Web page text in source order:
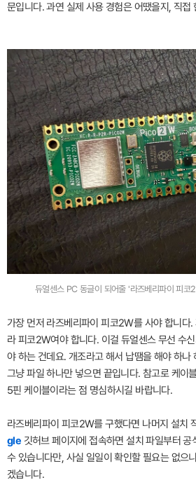
문입니다. 과연 실제 사용 경험은 어땠을지, 직접
듀얼센스 PC 동글이 되어줄 '라즈베리파이 피
가장 먼저 라즈베리파이 피코2W를 사야 합니다
라 피코2W여야 합니다. 이걸 듀얼센스 무선 수
야 하는 건데요. 개조라고 해서 납땜을 해야 하나
그냥 파일 하나만 넣으면 끝입니다. 참고로 케이
5핀 케이블이라는 점 명심하시길 바랍니다.
라즈베리파이 피코2W를 구했다면 나머지 설치
gle 깃허브 페이지에 접속하면 설치 파일부터
수 있습니다만, 사실 일일이 확인할 필요는 없으
겠습니다.